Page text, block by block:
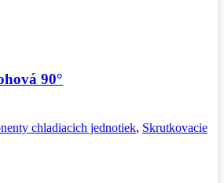
90°
chladiacich jednotiek, Skrutkovacie